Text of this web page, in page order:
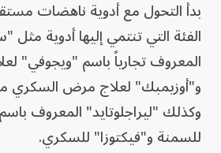
الفئة التي تنتمي إليها أدوية مثل
المعروف تجارياً باسم "ويجوفي"
و"أوزيمبك" لعلاج مرض السكري من
وكذلك "ليراجلوتايد" المعروف
للسمنة و"فيكتوزا" للسكري.